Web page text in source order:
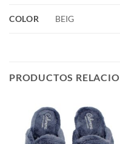
COLOR BEIG
PRODUCTOS